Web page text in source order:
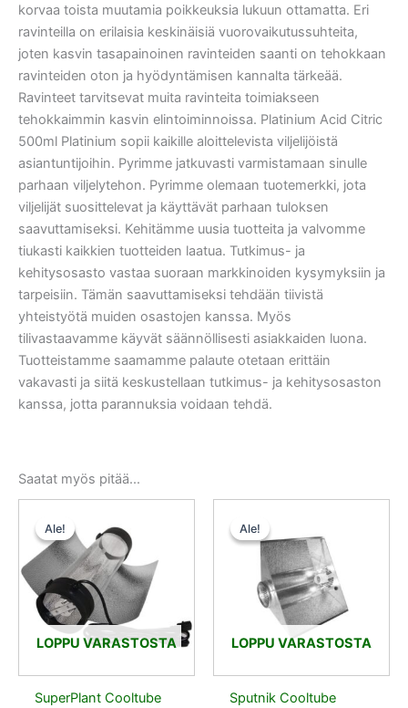
korvaa toista muutamia poikkeuksia lukuun ottamatta. Eri
ravinteilla on erilaisia keskinäisiä vuorovaikutussuhteita,
joten kasvin tasapainoinen ravinteiden saanti on tehokkaan
ravinteiden oton ja hyödyntämisen kannalta tärkeää.
Ravinteet tarvitsevat muita ravinteita toimiakseen
tehokkaimmin kasvin elintoiminnoissa. Platinium Acid Citric
500ml Platinium sopii kaikille aloittelevista viljelijöistä
asiantuntijoihin. Pyrimme jatkuvasti varmistamaan sinulle
parhaan viljelytehon. Pyrimme olemaan tuotemerkki, jota
viljelijät suosittelevat ja käyttävät parhaan tuloksen
saavuttamiseksi. Kehitämme uusia tuotteita ja valvomme
tiukasti kaikkien tuotteiden laatua. Tutkimus- ja
kehitysosasto vastaa suoraan markkinoiden kysymyksiin ja
tarpeisiin. Tämän saavuttamiseksi tehdään tiivistä
yhteistyötä muiden osastojen kanssa. Myös
tilivastaavamme käyvät säännöllisesti asiakkaiden luona.
Tuotteistamme saamamme palaute otetaan erittäin
vakavasti ja siitä keskustellaan tutkimus- ja kehitysosaston
kanssa, jotta parannuksia voidaan tehdä.
Saatat myös pitää...
Ale!
LOPPU VARASTOSTA
Ale!
SuperPlant Cooltube
oli:
75,90 €.
on:
56,93 €.
Ale!
LOPPU VARASTOSTA
Ale!
Sputnik Cooltube
oli:
79,90 €.
on:
59,93 €.